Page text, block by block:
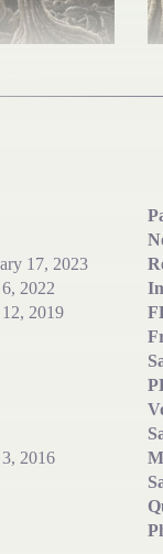
17, 2023
2022
2019
2016